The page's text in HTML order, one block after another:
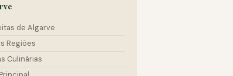
de Algarve
Regiões
Culinárias